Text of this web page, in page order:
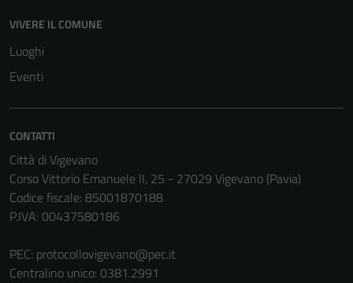
VIVERE IL COMUNE
Luoghi
Eventi
CONTATTI
Città di Vigevano
Corso Vittorio Emanuele II, 25 - 27029 Vigevano (Pavia)
Codice fiscale: 85001870188
P.IVA: 00437580186
PEC: protocollovigevano@pec.it
Centralino unico: 0381.2991